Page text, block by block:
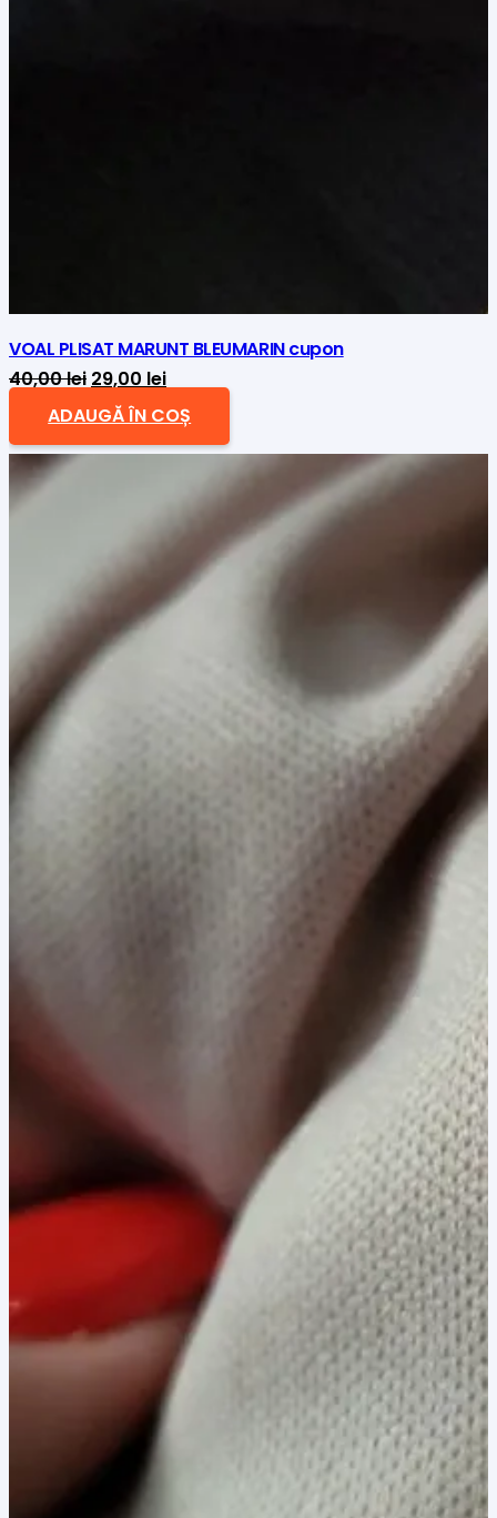
VOAL PLISAT MARUNT BLEUMARIN cupon
40,00lei Prețul
inițial
a
29,00 leiPrețul
curent
este:
29,00 lei.
ADAUGĂ ÎN COȘ